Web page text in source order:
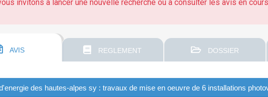
invitons à lancer une nouvelle recherche ou à consulter les avis en
AVIS REGLEMENT DOSSIER
des hautes-alpes sy : travaux de mise en oeuvre de 6 installations